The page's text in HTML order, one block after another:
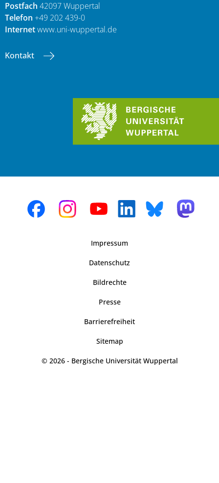
Postfach 42097 Wuppertal
Telefon +49 202 439-0
Internetwww.uni-wuppertal.de
Kontakt
Impressum
Datenschutz
Bildrechte
Presse
Barrierefreiheit
Sitemap
© 2026 - Bergische Universität Wuppertal